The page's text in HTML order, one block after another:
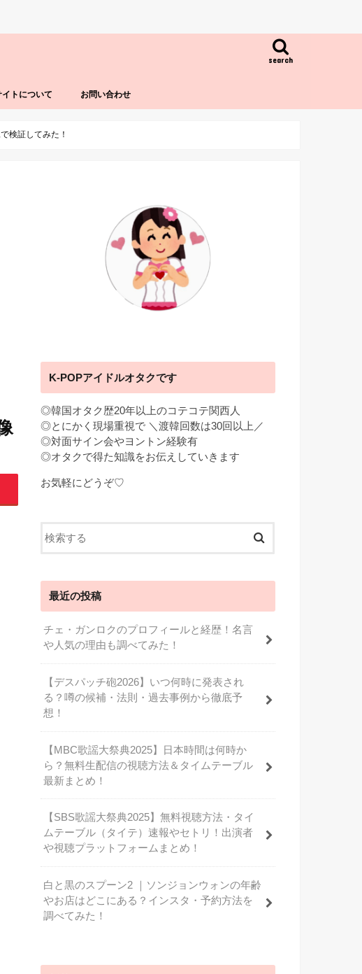
search
イトについて お問い合わせ
検証してみた！
K-POPアイドルオタクです
◎韓国オタク歴20年以上のコテコテ関西人
◎とにかく現場重視で ＼渡韓回数は30回以上／
◎対面サイン会やヨントン経験有
◎オタクで得た知識をお伝えしていきます
お気軽にどうぞ♡
最近の投稿
チェ・ガンロクのプロフィールと経歴！名言
や人気の理由も調べてみた！
【デスパッチ砲2026】いつ何時に発表され
る？噂の候補・法則・過去事例から徹底予
想！
【MBC歌謡大祭典2025】日本時間は何時か
ら？無料生配信の視聴方法＆タイムテーブル
最新まとめ！
【SBS歌謡大祭典2025】無料視聴方法・タイ
ムテーブル（タイテ）速報やセトリ！出演者
や視聴プラットフォームまとめ！
白と黒のスプーン2 ｜ソンジョンウォンの年齢
やお店はどこにある？インスタ・予約方法を
調べてみた！